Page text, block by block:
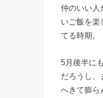
仲のいい人
いご飯を楽
てる時期。
5月後半に
だろうし、
へきて膨ら